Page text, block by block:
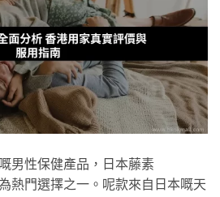
男性保健產品，日本藤素
熱門選擇之一。呢款來自日本嘅天